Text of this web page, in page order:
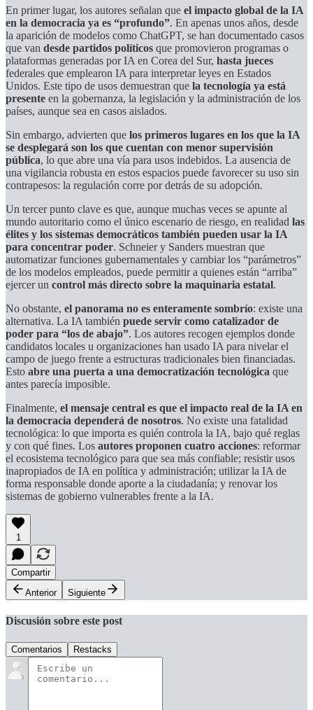
En primer lugar, los autores señalan que el impacto global de la IA
en la democracia ya es “profundo”. En apenas unos años, desde
la aparición de modelos como ChatGPT, se han documentado casos
que van desde partidos políticos que promovieron programas o
plataformas generadas por IA en Corea del Sur, hasta jueces
federales que emplearon IA para interpretar leyes en Estados
Unidos. Este tipo de usos demuestran que la tecnología ya está
presente en la gobernanza, la legislación y la administración de los
países, aunque sea en casos aislados.
Sin embargo, advierten que los primeros lugares en los que la IA
se desplegará son los que cuentan con menor supervisión
pública, lo que abre una vía para usos indebidos. La ausencia de
una vigilancia robusta en estos espacios puede favorecer su uso sin
contrapesos: la regulación corre por detrás de su adopción.
Un tercer punto clave es que, aunque muchas veces se apunte al
mundo autoritario como el único escenario de riesgo, en realidad las
élites y los sistemas democráticos también pueden usar la IA
para concentrar poder. Schneier y Sanders muestran que
automatizar funciones gubernamentales y cambiar los “parámetros”
de los modelos empleados, puede permitir a quienes están “arriba”
ejercer un control más directo sobre la maquinaria estatal.
No obstante, el panorama no es enteramente sombrío: existe una
alternativa. La IA también puede servir como catalizador de
poder para “los de abajo”. Los autores recogen ejemplos donde
candidatos locales u organizaciones han usado IA para nivelar el
campo de juego frente a estructuras tradicionales bien financiadas.
Esto abre una puerta a una democratización tecnológica que
antes parecía imposible.
Finalmente, el mensaje central es que el impacto real de la IA en
la democracia dependerá de nosotros. No existe una fatalidad
tecnológica: lo que importa es quién controla la IA, bajo qué reglas
y con qué fines. Los autores proponen cuatro acciones: reformar
el ecosistema tecnológico para que sea más confiable; resistir usos
inapropiados de IA en política y administración; utilizar la IA de
forma responsable donde aporte a la ciudadanía; y renovar los
sistemas de gobierno vulnerables frente a la IA.
1
Compartir
Anterior
Siguiente
Discusión sobre este post
Comentarios Restacks